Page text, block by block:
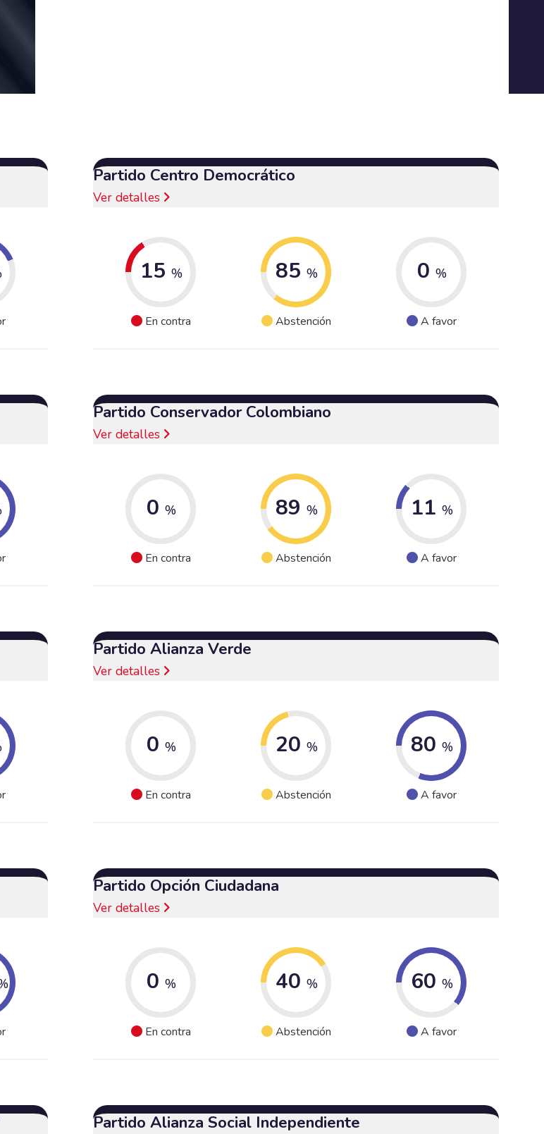
Partido Centro Democrático
Ver detalles
15 %
En contra
85 %
Abstención
0 %
A favor
Partido Conservador Colombiano
Ver detalles
0 %
En contra
89 %
Abstención
11 %
A favor
Partido Alianza Verde
Ver detalles
0 %
En contra
20 %
Abstención
80 %
A favor
Partido Opción Ciudadana
Ver detalles
0 %
En contra
40 %
Abstención
60 %
A favor
Partido Alianza Social Independiente